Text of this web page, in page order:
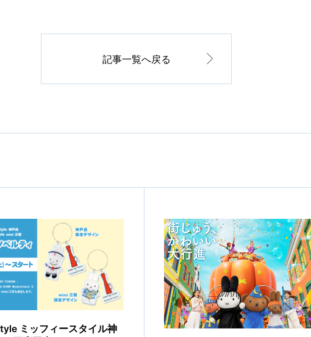
記事一覧へ戻る
ミッフィースタイル神